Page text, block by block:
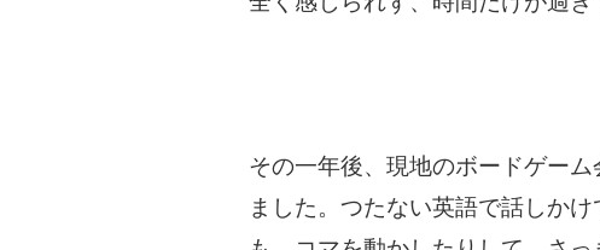
その一年後、現地のボードゲー
ました。つたない英語で話しか